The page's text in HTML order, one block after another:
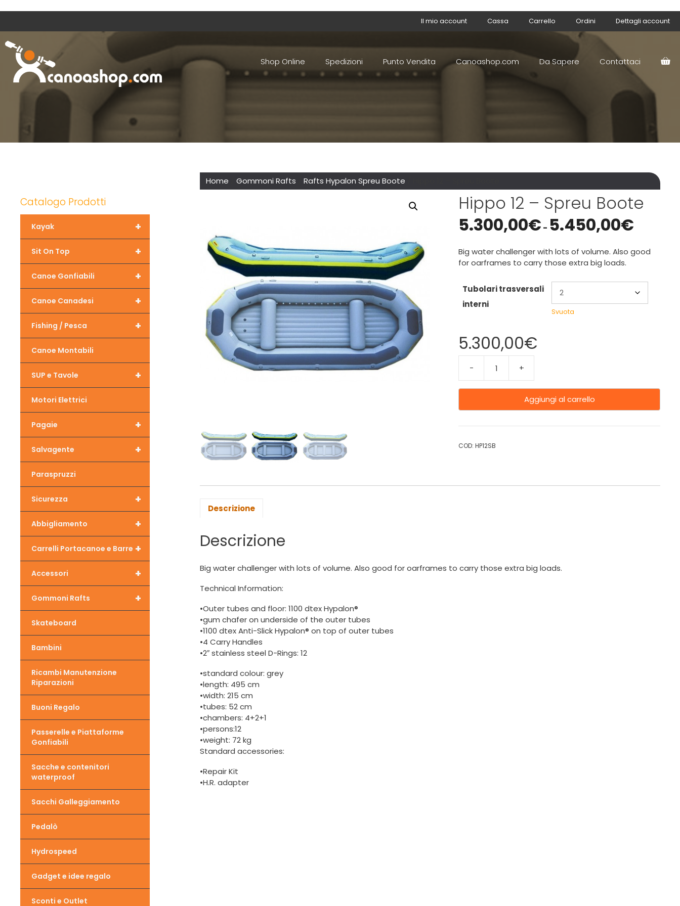
Il mio account Cassa Carrello Ordini Dettagli account
Shop Online Spedizioni Punto Vendita Canoashop.com Da Sapere Contattaci
Home Gommoni Rafts Rafts Hypalon Spreu Boote
Hippo 12 – Spreu Boote
5.300,00€ - 5.450,00€
Big water challenger with lots of volume. Also good
for oarframes to carry those extra big loads.
Tubolari trasversali
interni
Svuota
5.300,00€
- +
Aggiungi al carrello
COD:HP12SB
Descrizione
Descrizione
Big water challenger with lots of volume. Also good for oarframes to carry those extra big loads.
Technical Information:
•Outer tubes and floor: 1100 dtex Hypalon®
•gum chafer on underside of the outer tubes
•1100 dtex Anti-Slick Hypalon® on top of outer tubes
•4 Carry Handles
•2″ stainless steel D-Rings: 12
•standard colour: grey
•length: 495 cm
•width: 215 cm
•tubes: 52 cm
•chambers: 4+2+1
•persons:12
•weight: 72 kg
Standard accessories:
•Repair Kit
•H.R. adapter
Catalogo Prodotti
+
Kayak
+
Sit On Top
+
Canoe Gonfiabili
+
Canoe Canadesi
+
Fishing / Pesca
Canoe Montabili
+
SUP e Tavole
Motori Elettrici
+
Pagaie
+
Salvagente
Paraspruzzi
+
Sicurezza
+
Abbigliamento
+
Carrelli Portacanoe e Barre
+
Accessori
+
Gommoni Rafts
Skateboard
Bambini
Ricambi Manutenzione
Riparazioni
Buoni Regalo
Passerelle e Piattaforme
Gonfiabili
Sacche e contenitori
waterproof
Sacchi Galleggiamento
Pedalò
Hydrospeed
Gadget e idee regalo
Sconti e Outlet